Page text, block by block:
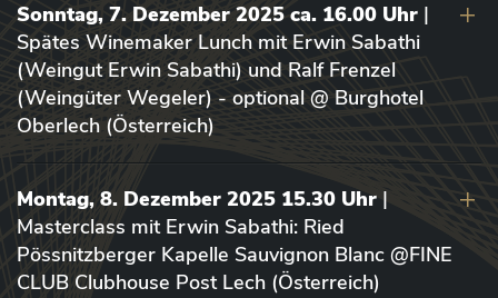
Sonntag, 7. Dezember 2025 ca. 16.00 Uhr |
Spätes Winemaker Lunch mit Erwin Sabathi
(Weingut Erwin Sabathi) und Ralf Frenzel
(Weingüter Wegeler) - optional @ Burghotel
Oberlech (Österreich)
Montag, 8. Dezember 2025 15.30 Uhr |
Masterclass mit Erwin Sabathi: Ried
Pössnitzberger Kapelle Sauvignon Blanc @FINE
CLUB Clubhouse Post Lech (Österreich)